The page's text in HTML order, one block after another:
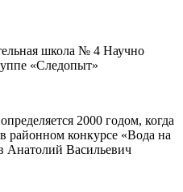
школа № 4 Научно
«Следопыт»
2000 годом, когда
районном конкурсе «Вода на
Анатолий Васильевич